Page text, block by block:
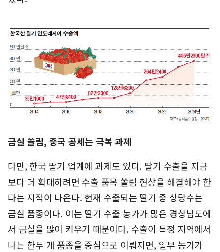
금실 쏠림, 중국 공세는 극복 과제
다만, 한국 딸기 업계에 과제도 있다. 딸기 수출을 지금
보다 더 확대하려면 수출 품목 쏠림 현상을 해결해야 한
다는 지적이 나온다. 현재 수출되는 딸기 중 상당수는
금실 품종이다. 이는 딸기 수출 농가가 많은 경상남도에
서 금실을 많이 키우기 때문이다. 수출이 특정 지역에서
나는 한두 개 품종을 중심으로 이뤄지면, 일부 농가가